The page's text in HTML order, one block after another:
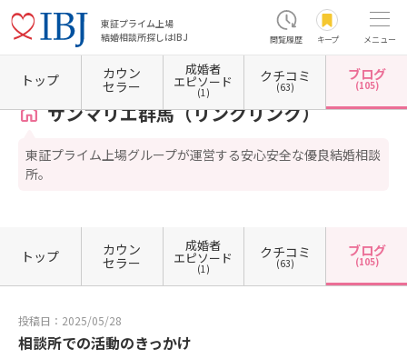
東証プライム上場
結婚相談所探しはIBJ
閲覧履歴 キープ メニュー
ホーム 群馬県の結婚相談所 群馬県伊勢崎市 サンマリエ群馬（リンクリンク） カウ
サンマリエ群馬（リンクリンク）
東証プライム上場グループが運営する安心安全な優良結婚相談
所。
トップ カウン
セラー
成婚者
エピソード
(1)
クチコミ
(63)
ブログ
(105)
トップ カウン
セラー
成婚者
エピソード
(1)
クチコミ
(63)
ブログ
(105)
投稿日：2025/05/28
相談所での活動のきっかけ